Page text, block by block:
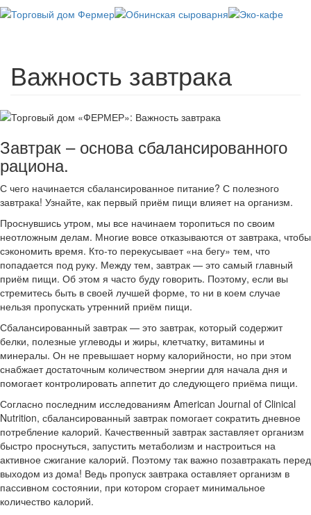
Перейти
к
Важность завтрака
Завтрак – основа сбалансированного
рациона.
С чего начинается сбалансированное питание? С полезного
завтрака! Узнайте, как первый приём пищи влияет на организм.
Проснувшись утром, мы все начинаем торопиться по своим
неотложным делам. Многие вовсе отказываются от завтрака, чтобы
сэкономить время. Кто-то перекусывает «на бегу» тем, что
попадается под руку. Между тем, завтрак — это самый главный
приём пищи. Об этом я часто буду говорить. Поэтому, если вы
стремитесь быть в своей лучшей форме, то ни в коем случае
нельзя пропускать утренний приём пищи.
Сбалансированный завтрак — это завтрак, который содержит
белки, полезные углеводы и жиры, клетчатку, витамины и
минералы. Он не превышает норму калорийности, но при этом
снабжает достаточным количеством энергии для начала дня и
помогает контролировать аппетит до следующего приёма пищи.
Согласно последним исследованиям American Journal of Clinical
Nutrition, сбалансированный завтрак помогает сократить дневное
потребление калорий. Качественный завтрак заставляет организм
быстро проснуться, запустить метаболизм и настроиться на
активное сжигание калорий. Поэтому так важно позавтракать перед
выходом из дома! Ведь пропуск завтрака оставляет организм в
пассивном состоянии, при котором сгорает минимальное
количество калорий.